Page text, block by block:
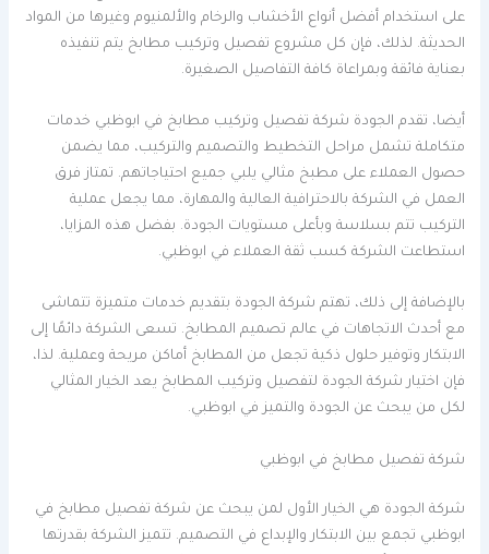
على استخدام أفضل أنواع الأخشاب والرخام والألمنيوم وغيرها من المواد
الحديثة. لذلك، فإن كل مشروع تفصيل وتركيب مطابخ يتم تنفيذه
بعناية فائقة وبمراعاة كافة التفاصيل الصغيرة.
أيضا، تقدم الجودة شركة تفصيل وتركيب مطابخ في ابوظبي خدمات
متكاملة تشمل مراحل التخطيط والتصميم والتركيب، مما يضمن
حصول العملاء على مطبخ مثالي يلبي جميع احتياجاتهم. تمتاز فرق
العمل في الشركة بالاحترافية العالية والمهارة، مما يجعل عملية
التركيب تتم بسلاسة وبأعلى مستويات الجودة. بفضل هذه المزايا،
استطاعت الشركة كسب ثقة العملاء في ابوظبي.
بالإضافة إلى ذلك، تهتم شركة الجودة بتقديم خدمات متميزة تتماشى
مع أحدث الاتجاهات في عالم تصميم المطابخ. تسعى الشركة دائمًا إلى
الابتكار وتوفير حلول ذكية تجعل من المطابخ أماكن مريحة وعملية. لذا،
فإن اختيار شركة الجودة لتفصيل وتركيب المطابخ يعد الخيار المثالي
لكل من يبحث عن الجودة والتميز في ابوظبي.
شركة تفصيل مطابخ في ابوظبي
شركة الجودة هي الخيار الأول لمن يبحث عن شركة تفصيل مطابخ في
ابوظبي تجمع بين الابتكار والإبداع في التصميم. تتميز الشركة بقدرتها